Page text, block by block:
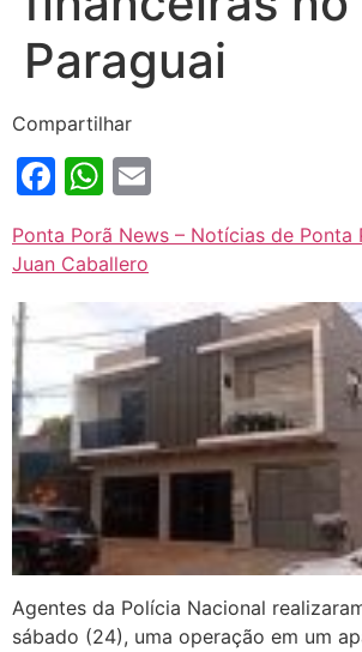
Paraguai
Compartilhar
Facebook
WhatsApp
Ponta Porã News – Notícias de Ponta
Juan Caballero
Agentes da Polícia Nacional
sábado (24), uma operação em um